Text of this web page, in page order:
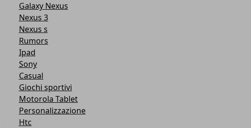
Galaxy Nexus
Nexus 3
Nexus s
Rumors
Ipad
Sony
Casual
Giochi sportivi
Motorola Tablet
Personalizzazione
Htc